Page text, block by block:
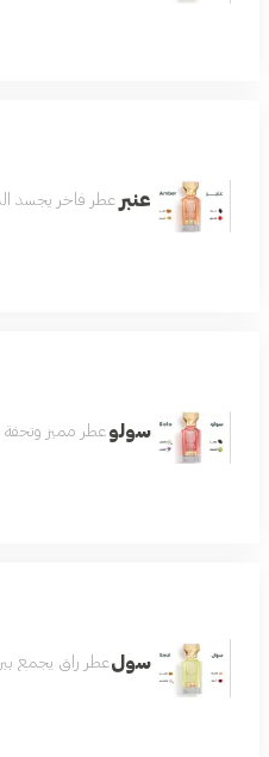
عنبر عطر فاخر يجسد
سولو عطر مميز وتحفة
سول عطر راق يجمع